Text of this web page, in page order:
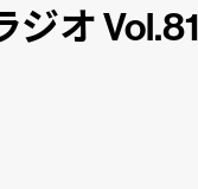
ジオ